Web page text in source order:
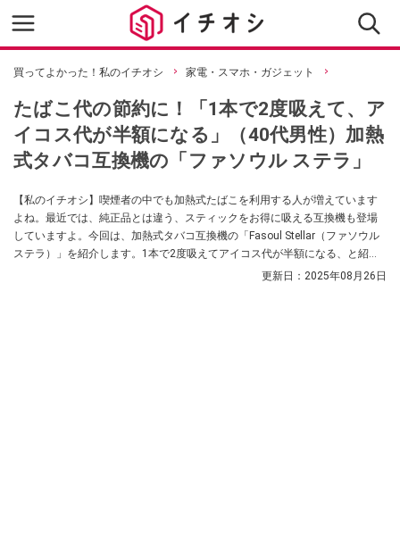
買ってよかった！私のイチオシ 家電・スマホ・ガジェット
たばこ代の節約に！「1本で2度吸えて、ア
イコス代が半額になる」（40代男性）加熱
式タバコ互換機の「ファソウル ステラ」
【私のイチオシ】喫煙者の中でも加熱式たばこを利用する人が増えています
よね。最近では、純正品とは違う、スティックをお得に吸える互換機も登場
していますよ。今回は、加熱式タバコ互換機の「Fasoul Stellar（ファソウル
ステラ）」を紹介します。1本で2度吸えてアイコス代が半額になる、と紹介
者の40代男性も高評価。おすすめのポイントについてくわしく解説していき
更新日： 2025年08月26日